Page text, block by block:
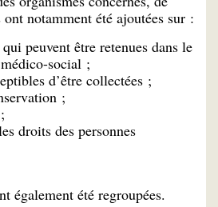
notamment été ajoutées sur :
peuvent être retenues dans le
social ;
d’être collectées ;
;
droits des personnes
également été regroupées.